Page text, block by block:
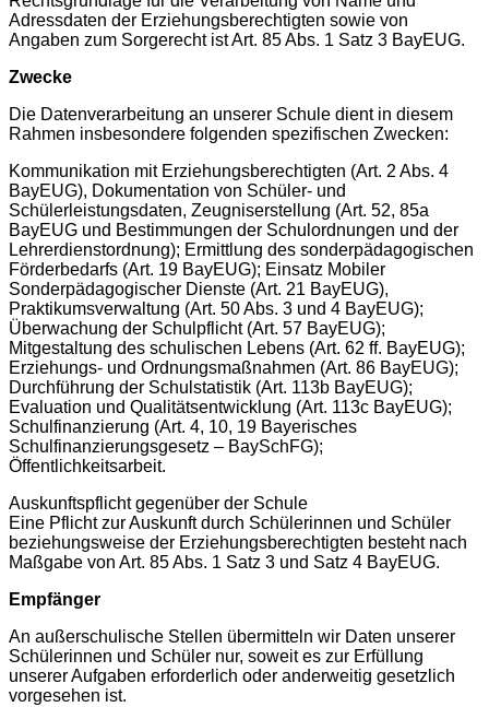
Adressdaten der Erziehungsberechtigten sowie von
Angaben zum Sorgerecht ist Art. 85 Abs. 1 Satz 3 BayEUG.
Zwecke
Die Datenverarbeitung an unserer Schule dient in diesem
Rahmen insbesondere folgenden spezifischen Zwecken:
Kommunikation mit Erziehungsberechtigten (Art. 2 Abs. 4
BayEUG), Dokumentation von Schüler- und
Schülerleistungsdaten, Zeugniserstellung (Art. 52, 85a
BayEUG und Bestimmungen der Schulordnungen und der
Lehrerdienstordnung); Ermittlung des sonderpädagogischen
Förderbedarfs (Art. 19 BayEUG); Einsatz Mobiler
Sonderpädagogischer Dienste (Art. 21 BayEUG),
Praktikumsverwaltung (Art. 50 Abs. 3 und 4 BayEUG);
Überwachung der Schulpflicht (Art. 57 BayEUG);
Mitgestaltung des schulischen Lebens (Art. 62 ff. BayEUG);
Erziehungs- und Ordnungsmaßnahmen (Art. 86 BayEUG);
Durchführung der Schulstatistik (Art. 113b BayEUG);
Evaluation und Qualitätsentwicklung (Art. 113c BayEUG);
Schulfinanzierung (Art. 4, 10, 19 Bayerisches
Schulfinanzierungsgesetz – BaySchFG);
Öffentlichkeitsarbeit.
Auskunftspflicht gegenüber der Schule
Eine Pflicht zur Auskunft durch Schülerinnen und Schüler
beziehungsweise der Erziehungsberechtigten besteht nach
Maßgabe von Art. 85 Abs. 1 Satz 3 und Satz 4 BayEUG.
Empfänger
An außerschulische Stellen übermitteln wir Daten unserer
Schülerinnen und Schüler nur, soweit es zur Erfüllung
unserer Aufgaben erforderlich oder anderweitig gesetzlich
vorgesehen ist.